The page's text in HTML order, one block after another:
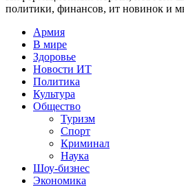
политики, финансов, ит новинок и
Армия
В мире
Здоровье
Новости ИТ
Политика
Культура
Общество
Туризм
Спорт
Криминал
Наука
Шоу-бизнес
Экономика